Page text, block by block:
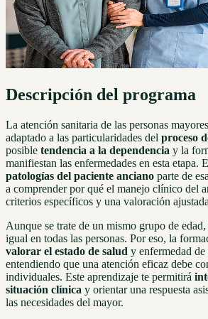
Descripción del programa
La atención sanitaria de las personas
adaptado a las particularidades del proceso
posible tendencia a la dependencia y la
manifiestan las enfermedades en esta etapa.
patologías del paciente anciano parte de
a comprender por qué el manejo clínico del
criterios específicos y una valoración
Aunque se trate de un mismo grupo de
igual en todas las personas. Por eso, la
valorar el estado de salud y enfermedad de
entendiendo que una atención eficaz debe
individuales. Este aprendizaje te permitirá
situación clínica y orientar una respuesta
las necesidades del mayor.